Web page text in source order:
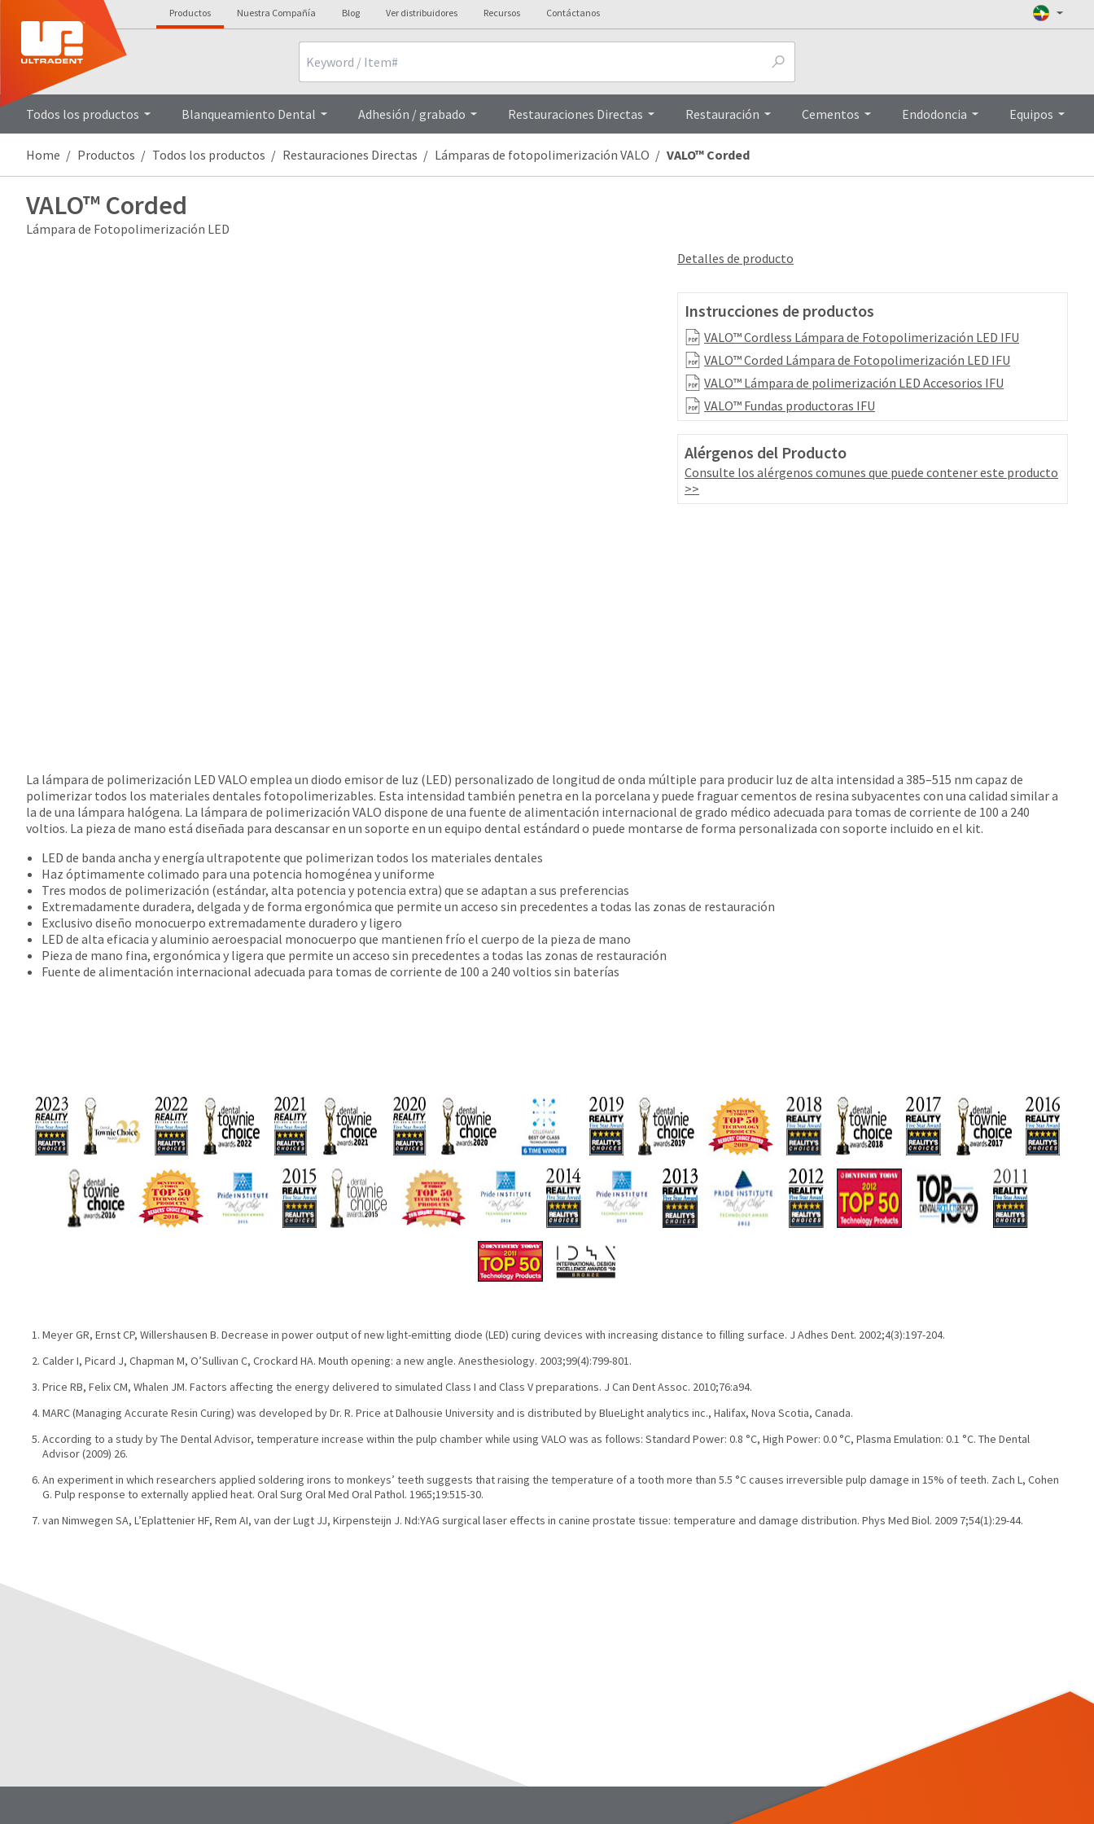
Productos Nuestra Compañía Blog Ver distribuidores Recursos Contáctanos
Todos los productos Blanqueamiento Dental Adhesión / grabado Restauraciones Directas Restauración Cementos Endodoncia Equipos
Home Productos Todos los productos Restauraciones Directas Lámparas de fotopolimerización VALO VALO™ Corded
VALO™ Corded
Lámpara de Fotopolimerización LED
Detalles de producto
Instrucciones de productos
VALO™ Cordless Lámpara de Fotopolimerización LED IFU
VALO™ Corded Lámpara de Fotopolimerización LED IFU
VALO™ Lámpara de polimerización LED Accesorios IFU
VALO™ Fundas productoras IFU
Alérgenos del Producto
Consulte los alérgenos comunes que puede contener este producto
>>
La lámpara de polimerización LED VALO emplea un diodo emisor de luz (LED) personalizado de longitud de onda múltiple para producir luz de alta intensidad a 385–515 nm capaz de
polimerizar todos los materiales dentales fotopolimerizables. Esta intensidad también penetra en la porcelana y puede fraguar cementos de resina subyacentes con una calidad similar a
la de una lámpara halógena. La lámpara de polimerización VALO dispone de una fuente de alimentación internacional de grado médico adecuada para tomas de corriente de 100 a 240
voltios. La pieza de mano está diseñada para descansar en un soporte en un equipo dental estándard o puede montarse de forma personalizada con soporte incluido en el kit.
LED de banda ancha y energía ultrapotente que polimerizan todos los materiales dentales
Haz óptimamente colimado para una potencia homogénea y uniforme
Tres modos de polimerización (estándar, alta potencia y potencia extra) que se adaptan a sus preferencias
Extremadamente duradera, delgada y de forma ergonómica que permite un acceso sin precedentes a todas las zonas de restauración
Exclusivo diseño monocuerpo extremadamente duradero y ligero
LED de alta eficacia y aluminio aeroespacial monocuerpo que mantienen frío el cuerpo de la pieza de mano
Pieza de mano fina, ergonómica y ligera que permite un acceso sin precedentes a todas las zonas de restauración
Fuente de alimentación internacional adecuada para tomas de corriente de 100 a 240 voltios sin baterías
Meyer GR, Ernst CP, Willershausen B. Decrease in power output of new light-emitting diode (LED) curing devices with increasing distance to filling surface. J Adhes Dent. 2002;4(3):197-204.
Calder I, Picard J, Chapman M, O’Sullivan C, Crockard HA. Mouth opening: a new angle. Anesthesiology. 2003;99(4):799-801.
Price RB, Felix CM, Whalen JM. Factors affecting the energy delivered to simulated Class I and Class V preparations. J Can Dent Assoc. 2010;76:a94.
MARC (Managing Accurate Resin Curing) was developed by Dr. R. Price at Dalhousie University and is distributed by BlueLight analytics inc., Halifax, Nova Scotia, Canada.
According to a study by The Dental Advisor, temperature increase within the pulp chamber while using VALO was as follows: Standard Power: 0.8 °C, High Power: 0.0 °C, Plasma Emulation: 0.1 °C. The Dental
Advisor (2009) 26.
An experiment in which researchers applied soldering irons to monkeys’ teeth suggests that raising the temperature of a tooth more than 5.5 °C causes irreversible pulp damage in 15% of teeth. Zach L, Cohen
G. Pulp response to externally applied heat. Oral Surg Oral Med Oral Pathol. 1965;19:515-30.
van Nimwegen SA, L’Eplattenier HF, Rem AI, van der Lugt JJ, Kirpensteijn J. Nd:YAG surgical laser effects in canine prostate tissue: temperature and damage distribution. Phys Med Biol. 2009 7;54(1):29-44.